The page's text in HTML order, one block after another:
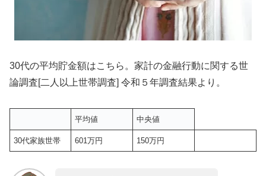
30代の平均貯金額はこちら。家計の金融行動に関する世
論調査[二人以上世帯調査] 令和５年調査結果より。
平均値 中央値
30代家族世帯 601万円 150万円